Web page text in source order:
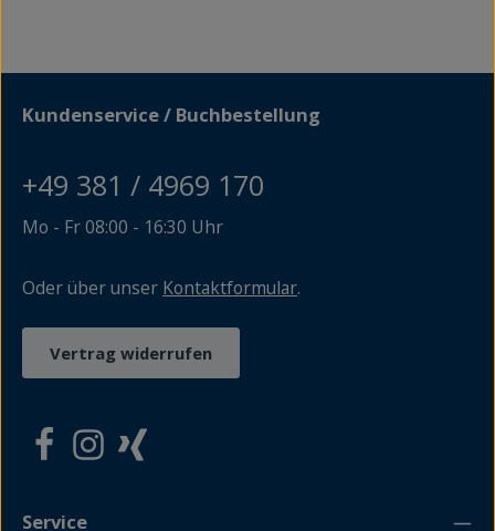
Kundenservice / Buchbestellung
+49 381 / 4969 170
Mo - Fr 08:00 - 16:30 Uhr
Oder über unser Kontaktformular.
Vertrag widerrufen
Service